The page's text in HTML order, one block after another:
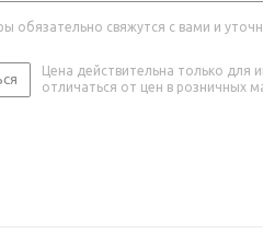
обязательно свяжутся с вами и
Цена действительна только для
отличаться от цен в розничных